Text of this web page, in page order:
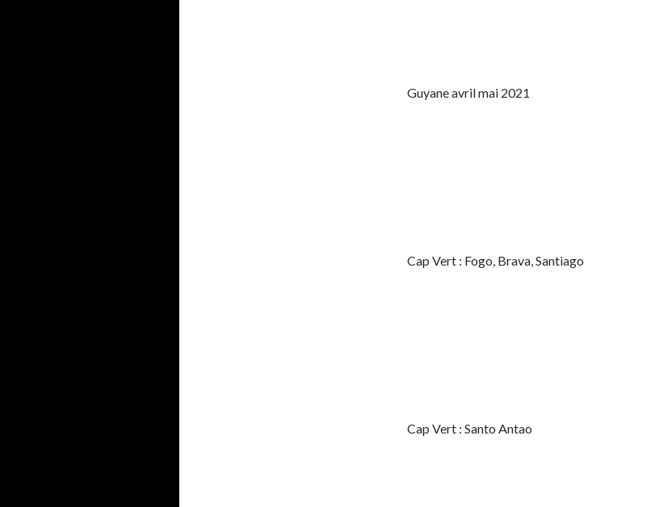
Guyane avril mai 2021
Cap Vert : Fogo, Brava, Santiago
Cap Vert : Santo Antao